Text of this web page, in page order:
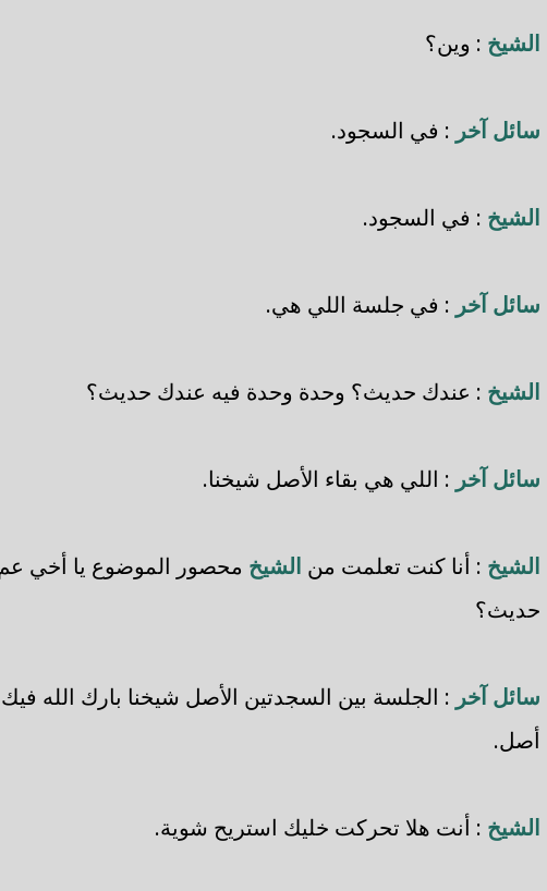
الشيخ : وين؟
سائل آخر : في السجود.
الشيخ : في السجود.
سائل آخر : في جلسة اللي هي.
الشيخ : عندك حديث؟ وحدة وحدة فيه عندك حديث؟
سائل آخر : اللي هي بقاء الأصل شيخنا.
الشيخ : أنا كنت تعلمت من الشيخ محصور الموضوع يا أخي
حديث؟
سائل آخر : الجلسة بين السجدتين الأصل شيخنا بارك الله فيك
أصل.
الشيخ : أنت هلا تحركت خليك استريح شوية.